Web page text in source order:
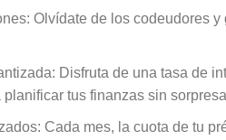
Olvídate de los codeudores
Disfruta de una tasa de
planificar tus finanzas sin
Cada mes, la cuota de tu